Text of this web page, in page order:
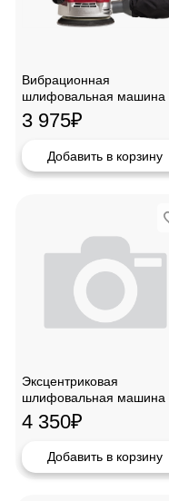
Вибрационная
шлифовальная машина
Oasis GX-48
3 975₽
Добавить в корзину
Эксцентриковая
шлифовальная машина
Sturm OS8135R
4 350₽
Добавить в корзину